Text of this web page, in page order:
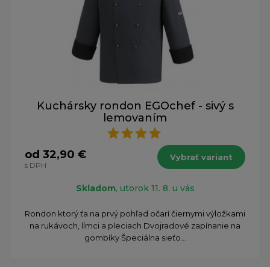
Kuchársky rondon EGOchef - sivý s
lemovaním
od 32,90 €
s DPH
Vybrať variant
Skladom, utorok 11. 8. u vás
​Rondon ktorý ťa na prvý pohľad očarí čiernymi výložkami
na rukávoch, límci a pleciach Dvojradové zapínanie na
gombíky Špeciálna sieťo...